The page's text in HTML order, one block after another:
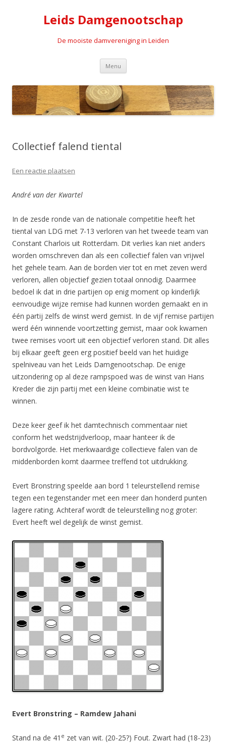
Leids Damgenootschap
De mooiste damvereniging in Leiden
Menu Spring naar de inhoud
Collectief falend tiental
Een reactie plaatsen
André van der Kwartel
In de zesde ronde van de nationale competitie heeft het
tiental van LDG met 7-13 verloren van het tweede team van
Constant Charlois uit Rotterdam. Dit verlies kan niet anders
worden omschreven dan als een collectief falen van vrijwel
het gehele team. Aan de borden vier tot en met zeven werd
verloren, allen objectief gezien totaal onnodig. Daarmee
bedoel ik dat in drie partijen op enig moment op kinderlijk
eenvoudige wijze remise had kunnen worden gemaakt en in
één partij zelfs de winst werd gemist. In de vijf remise partijen
werd één winnende voortzetting gemist, maar ook kwamen
twee remises voort uit een objectief verloren stand. Dit alles
bij elkaar geeft geen erg positief beeld van het huidige
spelniveau van het Leids Damgenootschap. De enige
uitzondering op al deze rampspoed was de winst van Hans
Kreder die zijn partij met een kleine combinatie wist te
winnen.
Deze keer geef ik het damtechnisch commentaar niet
conform het wedstrijdverloop, maar hanteer ik de
bordvolgorde. Het merkwaardige collectieve falen van de
middenborden komt daarmee treffend tot uitdrukking.
Evert Bronstring speelde aan bord 1 teleurstellend remise
tegen een tegenstander met een meer dan honderd punten
lagere rating. Achteraf wordt de teleurstelling nog groter:
Evert heeft wel degelijk de winst gemist.
Evert Bronstring – Ramdew Jahani
Stand na de 41 e zet van wit. (20-25?) Fout. Zwart had (18-23)